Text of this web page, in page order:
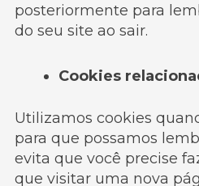
posteriormente para
do seu site ao sair.
Cookies
Utilizamos cookies
para que possamos
evita que você precise
que visitar uma nova